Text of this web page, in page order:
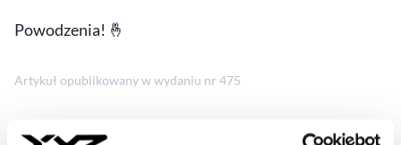
Powodzenia! 🤞
Artykuł opublikowany w wydaniu nr 475